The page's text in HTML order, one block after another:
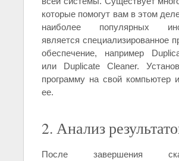
которые помогут вам в этом
наиболее популярных
является специализированное
обеспечение, например
или Duplicate Cleaner.
программу на свой компьютер
ее.
2. Анализ
После завершения